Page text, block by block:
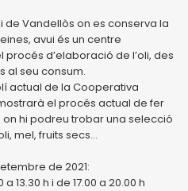
de Vandellòs on es conserva la
avui és un centre
d’elaboració de l’oli, des
al seu consum.
actual de la Cooperativa
el procés actual de fer
on hi podreu trobar una selecció
mel, fruits secs…
de 2021:
13.30 h i de 17.00 a 20.00 h